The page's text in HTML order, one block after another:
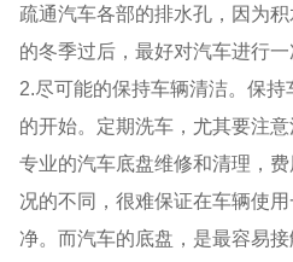
疏通汽车各部的排水孔，因为
的冬季过后，最好对汽车进行一
2.尽可能的保持车辆清洁。保
的开始。定期洗车，尤其要注
专业的汽车底盘维修和清理，
况的不同，很难保证在车辆使
净。而汽车的底盘，是最容易